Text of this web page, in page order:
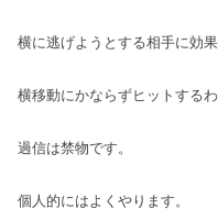
横に逃げようとする相手に効果
横移動にかならずヒットする
過信は禁物です。
個人的にはよくやります。